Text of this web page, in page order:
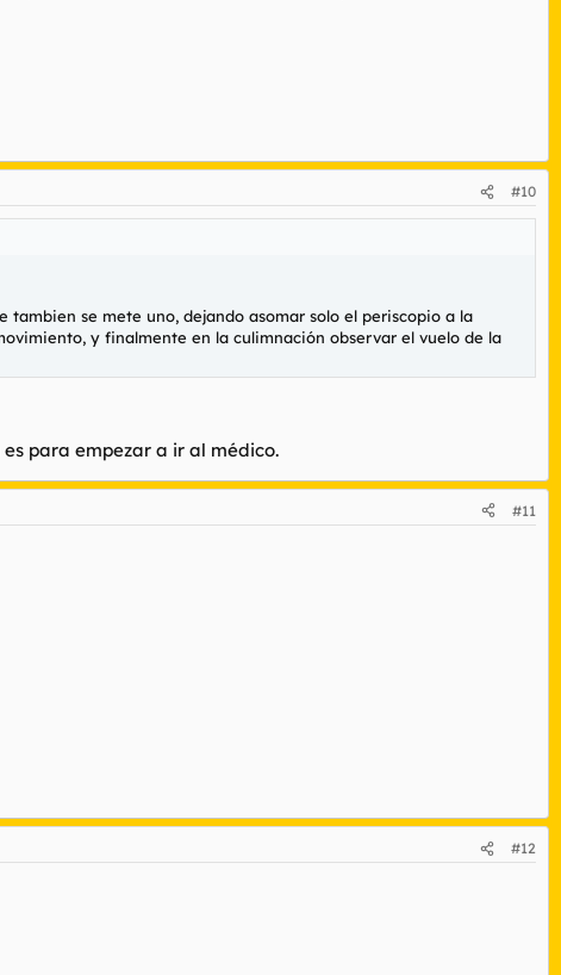
#10
tambien se mete uno, dejando asomar solo el periscopio a la
y finalmente en la culimnación observar el vuelo de la
para empezar a ir al médico.
#11
#12